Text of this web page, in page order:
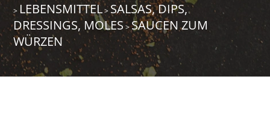
> LEBENSMITTEL> SALSAS, DIPS,
DRESSINGS, MOLES >SAUCEN ZUM
WÜRZEN